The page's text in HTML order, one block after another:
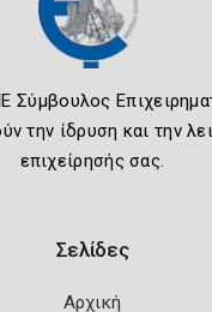
Σύμβουλος
την ίδρυση και την
επιχείρησής σας.
Σελίδες
Αρχική